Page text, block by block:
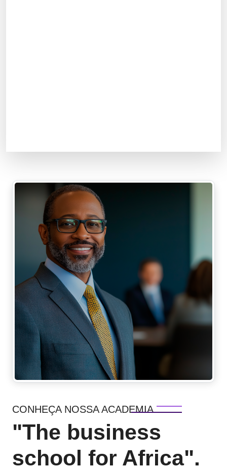
CONHEÇA NOSSA ACADEMIA
"The business
school for Africa".